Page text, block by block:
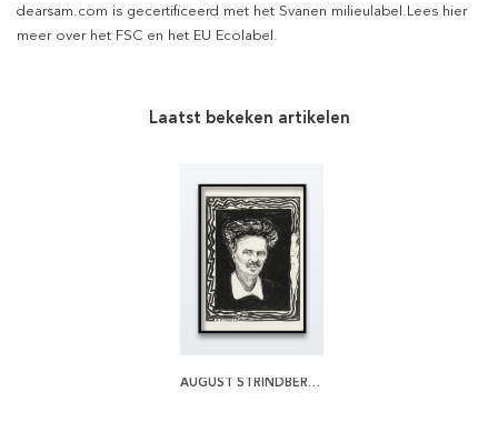
dearsam.com is gecertificeerd met het Svanen milieulabel.Lees hier
meer over het FSC en het EU Ecolabel.
Laatst bekeken artikelen
AUGUST STRINDBERG BY MUNCH POSTER